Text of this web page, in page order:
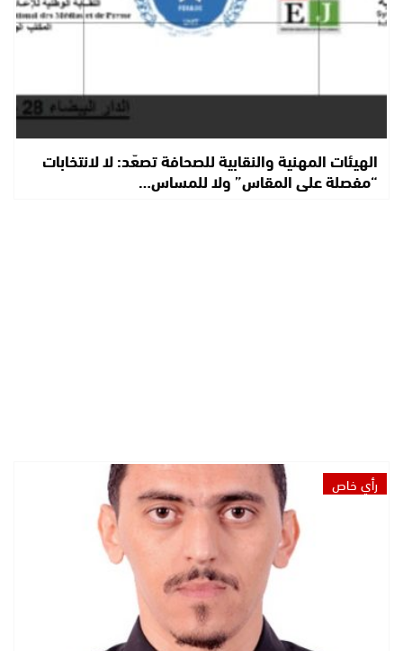
الهيئات المهنية والنقابية للصحافة تصعّد: لا لانتخابات
“مفصلة على المقاس” ولا للمساس…
رأي خاص